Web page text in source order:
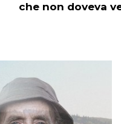
che non doveva